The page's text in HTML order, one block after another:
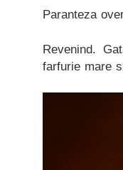
Paranteza
Revenind.
farfurie mare